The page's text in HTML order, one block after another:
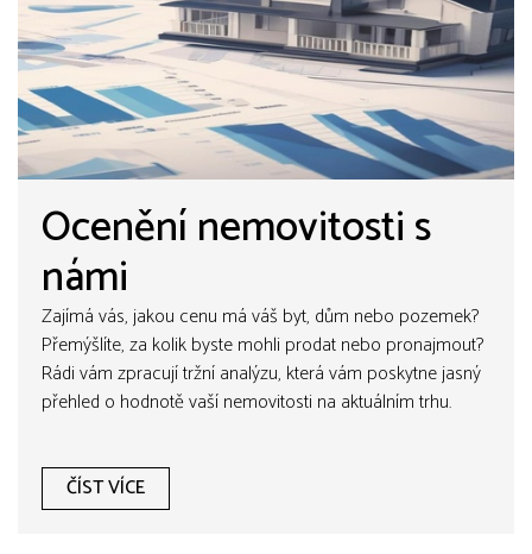
Ocenění nemovitosti s
námi
Zajímá vás, jakou cenu má váš byt, dům nebo pozemek?
Přemýšlíte, za kolik byste mohli prodat nebo pronajmout?
Rádi vám zpracují tržní analýzu, která vám poskytne jasný
přehled o hodnotě vaší nemovitosti na aktuálním trhu.
nejdříve ozveme.
ČÍST VÍCE